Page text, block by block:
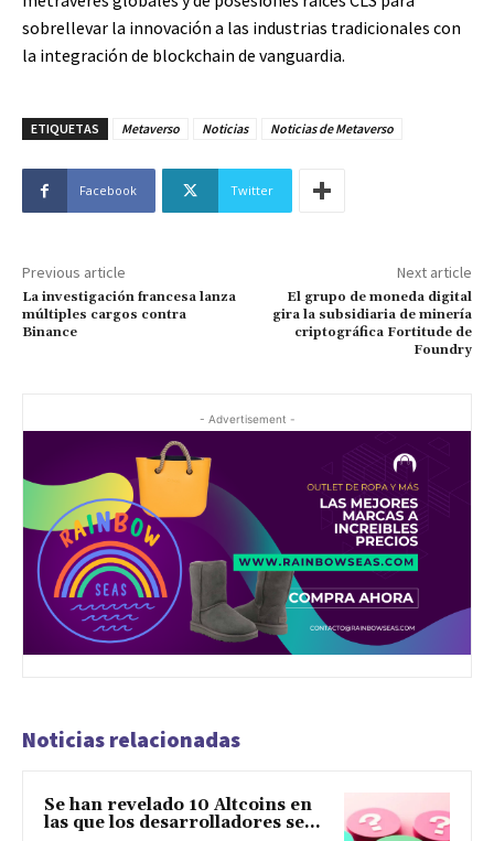
sobrellevar la innovación a las industrias tradicionales con
la integración de blockchain de vanguardia.
ETIQUETAS Metaverso Noticias Noticias de Metaverso
Facebook Twitter
Previous article
La investigación francesa lanza
múltiples cargos contra
Binance
Next article
El grupo de moneda digital
gira la subsidiaria de minería
criptográfica Fortitude de
Foundry
- Advertisement -
Noticias relacionadas
Se han revelado 10 Altcoins en
las que los desarrolladores se...